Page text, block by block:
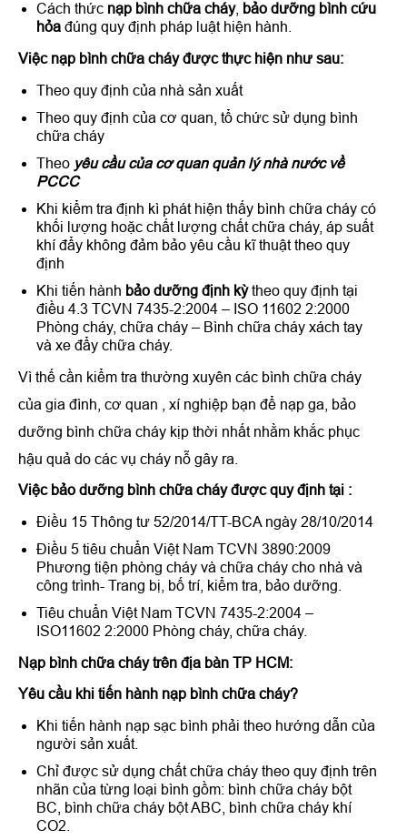
Cách thức nạp bình chữa cháy, bảo dưỡng bình cứu
hỏa đúng quy định pháp luật hiện hành.
Việc nạp bình chữa cháy được thực hiện như sau:
Theo quy định của nhà sản xuất
Theo quy định của cơ quan, tổ chức sử dụng bình
chữa cháy
Theo yêu cầu của cơ quan quản lý nhà nước về
PCCC
Khi kiểm tra định kì phát hiện thấy bình chữa cháy có
khối lượng hoặc chất lượng chất chữa cháy, áp suất
khí đẩy không đảm bảo yêu cầu kĩ thuật theo quy
định
Khi tiến hành bảo dưỡng định kỳtheo quy định tại
điều 4.3 TCVN 7435-2:2004 – ISO 11602 2:2000
Phòng cháy, chữa cháy – Bình chữa cháy xách tay
và xe đẩy chữa cháy.
Vì thế cần kiểm tra thường xuyên các bình chữa cháy
của gia đình, cơ quan , xí nghiệp bạn để nạp ga, bảo
dưỡng bình chữa cháy kịp thời nhất nhằm khắc phục
hậu quả do các vụ cháy nỗ gây ra.
Việc bảo dưỡng bình chữa cháy được quy định tại :
Điều 15 Thông tư 52/2014/TT-BCA ngày 28/10/2014
Điều 5 tiêu chuẩn Việt Nam TCVN 3890:2009
Phương tiện phòng cháy và chữa cháy cho nhà và
công trình- Trang bị, bố trí, kiểm tra, bảo dưỡng.
Tiêu chuẩn Việt Nam TCVN 7435-2:2004 –
ISO11602 2:2000 Phòng cháy, chữa cháy.
Nạp bình chữa cháy trên địa bàn TP HCM:
Yêu cầu khi tiến hành nạp bình chữa cháy?
Khi tiến hành nạp sạc bình phải theo hướng dẫn của
người sản xuất.
Chỉ được sử dụng chất chữa cháy theo quy định trên
nhãn của từng loại bình gồm: bình chữa cháy bột
BC, bình chữa cháy bột ABC, bình chữa cháy khí
CO2.